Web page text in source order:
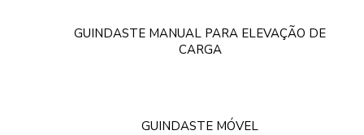
GUINDASTE MANUAL PARA ELEVAÇÃO DE
CARGA
GUINDASTE MÓVEL